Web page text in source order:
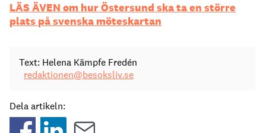
LÄS ÄVEN om hur Östersund ska ta en större
plats på svenska möteskartan
Text: Helena Kämpfe Fredén
redaktionen@besoksliv.se
Dela artikeln: